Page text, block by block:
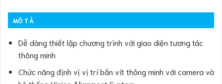
MÔ TẢ
Dễ dàng thiết lập chương trình với giao diện tương tác
thông minh
Chức năng định vị vị trí bắn vít thông minh với camera và